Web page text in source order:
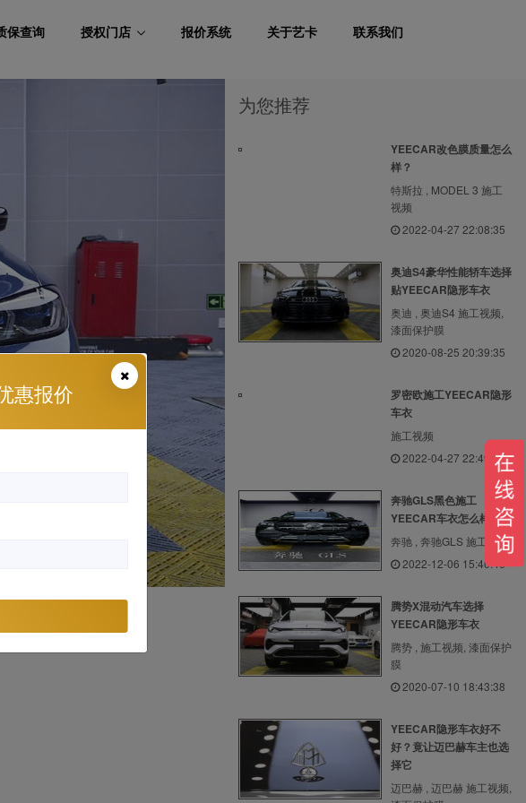
保查询 授权门店 报价系统 关于艺卡 联系我们
为您推荐
YEECAR改色膜质量怎么
样？
特斯拉 , MODEL 3 施工
视频
2022-04-27 22:08:35
奥迪S4豪华性能轿车选择
贴YEECAR隐形车衣
奥迪 , 奥迪S4 施工视频,
漆面保护膜
2020-08-25 20:39:35
罗密欧施工YEECAR隐形
车衣
施工视频
2022-04-27 22:49:30
奔驰GLS黑色施工
YEECAR车衣怎么样？
奔驰 , 奔驰GLS 施工视频
2022-12-06 15:40:46
腾势X混动汽车选择
YEECAR隐形车衣
腾势 , 施工视频, 漆面保护
膜
2020-07-10 18:43:38
YEECAR隐形车衣好不
好？竟让迈巴赫车主也选
择它
迈巴赫 , 迈巴赫 施工视频,
惠报价